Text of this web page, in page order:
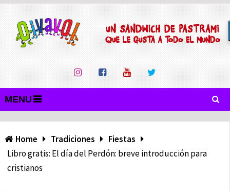
MENU
Home Tradiciones
Fiestas
Libro gratis: El día del Perdón: breve introducción para
cristianos